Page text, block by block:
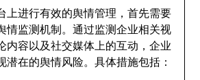
上进行有效的舆情管理，首先需要
情监测机制。通过监测企业相关视
内容以及社交媒体上的互动，企业
潜在的舆情风险。具体措施包括：